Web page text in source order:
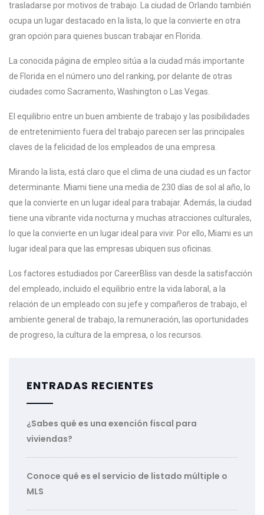
trasladarse por motivos de trabajo. La ciudad de Orlando también
ocupa un lugar destacado en la lista, lo que la convierte en otra
gran opción para quienes buscan trabajar en Florida.
La conocida página de empleo sitúa a la ciudad más importante
de Florida en el número uno del ranking, por delante de otras
ciudades como Sacramento, Washington o Las Vegas.
El equilibrio entre un buen ambiente de trabajo y las posibilidades
de entretenimiento fuera del trabajo parecen ser las principales
claves de la felicidad de los empleados de una empresa.
Mirando la lista, está claro que el clima de una ciudad es un factor
determinante. Miami tiene una media de 230 días de sol al año, lo
que la convierte en un lugar ideal para trabajar. Además, la ciudad
tiene una vibrante vida nocturna y muchas atracciones culturales,
lo que la convierte en un lugar ideal para vivir. Por ello, Miami es un
lugar ideal para que las empresas ubiquen sus oficinas.
Los factores estudiados por CareerBliss van desde la satisfacción
del empleado, incluido el equilibrio entre la vida laboral, a la
relación de un empleado con su jefe y compañeros de trabajo, el
ambiente general de trabajo, la remuneración, las oportunidades
de progreso, la cultura de la empresa, o los recursos.
ENTRADAS RECIENTES
¿Sabes qué es una exención fiscal para
viviendas?
Conoce qué es el servicio de listado múltiple o
MLS